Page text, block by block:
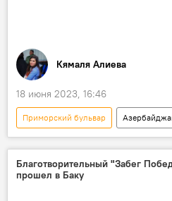
Кямаля Алиева
18 июня 2023, 16:46
Приморский бульвар
Россия
Сабантуй
Рустам Минниханов
Фото
Благотворительный "Забег
прошел в Баку